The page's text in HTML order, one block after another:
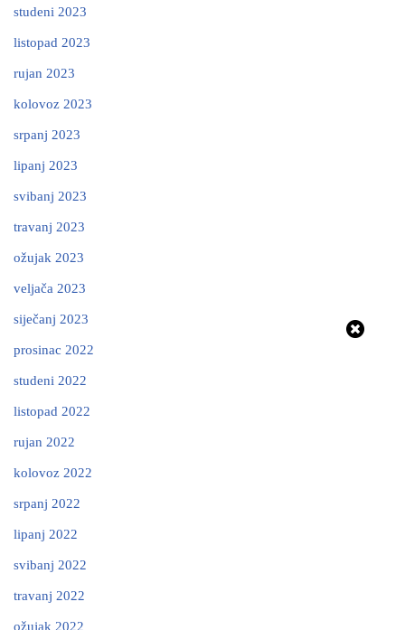
studeni 2023
listopad 2023
rujan 2023
kolovoz 2023
srpanj 2023
lipanj 2023
svibanj 2023
travanj 2023
ožujak 2023
veljača 2023
siječanj 2023
prosinac 2022
studeni 2022
listopad 2022
rujan 2022
kolovoz 2022
srpanj 2022
lipanj 2022
svibanj 2022
travanj 2022
ožujak 2022